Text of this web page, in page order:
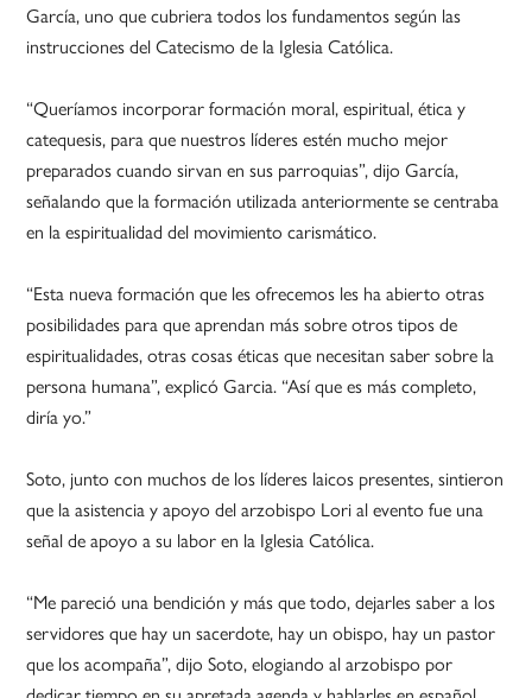
García, uno que cubriera todos los fundamentos según las
instrucciones del Catecismo de la Iglesia Católica.
“Queríamos incorporar formación moral, espiritual, ética y
catequesis, para que nuestros líderes estén mucho mejor
preparados cuando sirvan en sus parroquias”, dijo García,
señalando que la formación utilizada anteriormente se centraba
en la espiritualidad del movimiento carismático.
“Esta nueva formación que les ofrecemos les ha abierto otras
posibilidades para que aprendan más sobre otros tipos de
espiritualidades, otras cosas éticas que necesitan saber sobre la
persona humana”, explicó Garcia. “Así que es más completo,
diría yo.”
Soto, junto con muchos de los líderes laicos presentes, sintieron
que la asistencia y apoyo del arzobispo Lori al evento fue una
señal de apoyo a su labor en la Iglesia Católica.
“Me pareció una bendición y más que todo, dejarles saber a los
servidores que hay un sacerdote, hay un obispo, hay un pastor
que los acompaña”, dijo Soto, elogiando al arzobispo por